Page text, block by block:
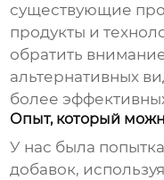
существующие
продукты и
обратить
альтернативных
более
Опыт, который
У нас была
добавок, используя